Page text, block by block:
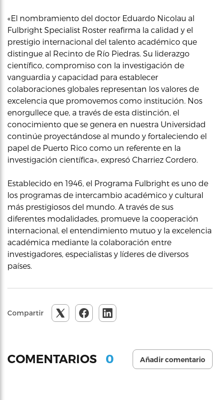
«El nombramiento del doctor Eduardo Nicolau al
Fulbright Specialist Roster reafirma la calidad y el
prestigio internacional del talento académico que
distingue al Recinto de Río Piedras. Su liderazgo
científico, compromiso con la investigación de
vanguardia y capacidad para establecer
colaboraciones globales representan los valores de
excelencia que promovemos como institución. Nos
enorgullece que, a través de esta distinción, el
conocimiento que se genera en nuestra Universidad
continúe proyectándose al mundo y fortaleciendo el
papel de Puerto Rico como un referente en la
investigación científica», expresó Charriez Cordero.
Establecido en 1946, el Programa Fulbright es uno de
los programas de intercambio académico y cultural
más prestigiosos del mundo. A través de sus
diferentes modalidades, promueve la cooperación
internacional, el entendimiento mutuo y la excelencia
académica mediante la colaboración entre
investigadores, especialistas y líderes de diversos
países.
Compartir
COMENTARIOS 0 Añadir comentario